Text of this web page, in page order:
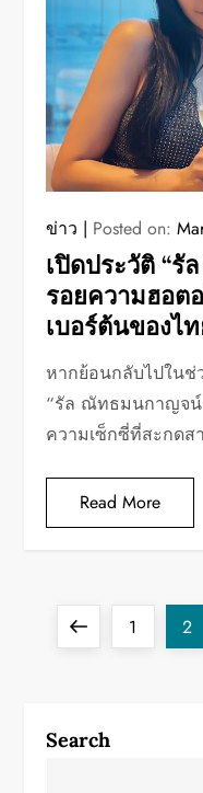
ข่าว Posted on:
เปิดประวัติ “
รอยความฮอต
เบอร์ต้นของไ
หากย้อนกลับไปใน
“รัล ณัทธมนกาญจ
ความเซ็กซี่ที่สะกดส
Read More
PreviousPage
1 2
Search